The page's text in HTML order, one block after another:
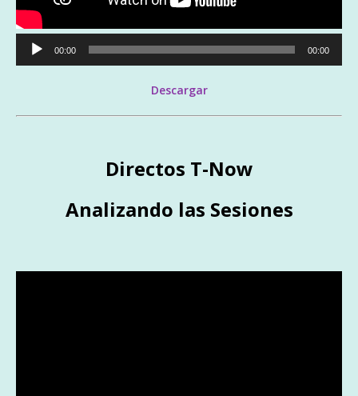
Reproductor
00:00 00:00
Descargar
Directos T-Now
Analizando las Sesiones